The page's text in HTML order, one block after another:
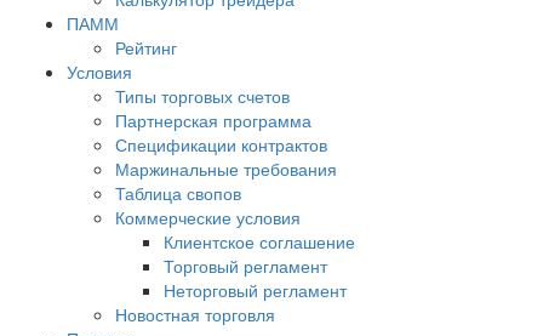
ПАММ
Рейтинг
Условия
Типы торговых счетов
Партнерская программа
Спецификации контрактов
Маржинальные требования
Таблица свопов
Коммерческие условия
Клиентское соглашение
Торговый регламент
Неторговый регламент
Новостная торговля